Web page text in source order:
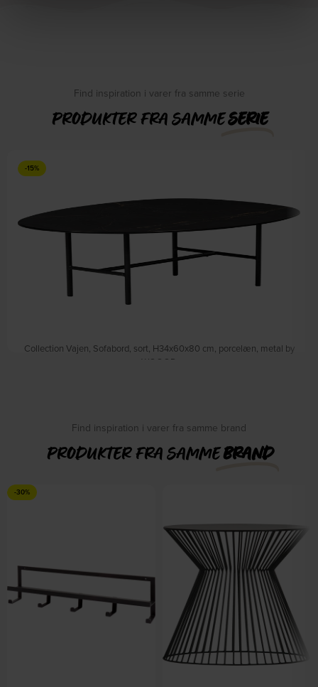
Find inspiration i varer fra samme serie
PRODUKTER FRA SAMMESERIE
-15%
Collection Vajen, Sofabord, sort, H34x60x80 cm, porcelæn, metal by
WOOOD
Find inspiration i varer fra samme brand
PRODUKTER FRA SAMMEBRAND
-30%